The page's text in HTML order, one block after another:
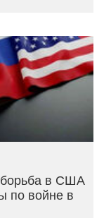
борьба в США
по войне в